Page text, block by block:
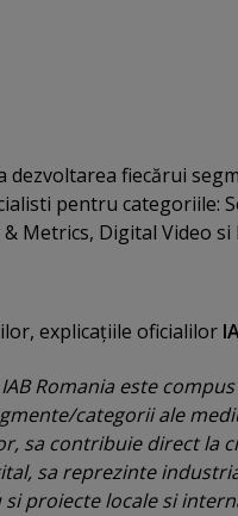
dezvoltarea fiecărui
pentru categoriile:
Metrics, Digital Video si
explicaţiile oficialilor
Romania este
categorii ale
sa contribuie direct la
sa reprezinte
proiecte locale si